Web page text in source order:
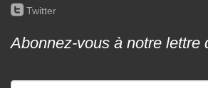
roundedtwitter Twitter
Abonnez-vous à notre lettre